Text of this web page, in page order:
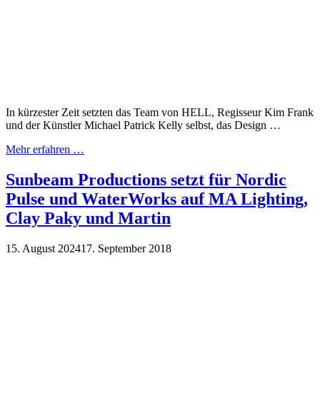
In kürzester Zeit setzten das Team von HELL, Regisseur Kim Frank
und der Künstler Michael Patrick Kelly selbst, das Design …
Mehr erfahren …
Sunbeam Productions setzt für Nordic
Pulse und WaterWorks auf MA Lighting,
Clay Paky und Martin
15. August 202417. September 2018